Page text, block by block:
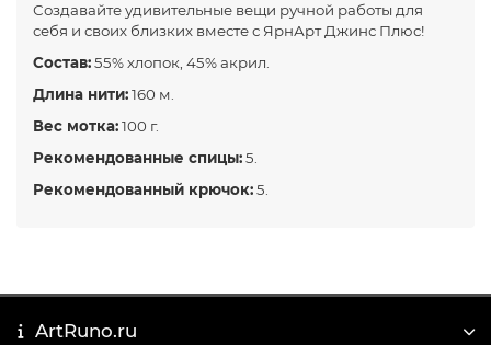
Создавайте удивительные вещи ручной работы для
себя и своих близких вместе с ЯрнАрт Джинс Плюс!
Состав:55% хлопок, 45% акрил.
Длина нити:160 м.
Вес мотка:100 г.
Рекомендованные спицы:5.
Рекомендованный крючок:5.
ArtRuno.ru